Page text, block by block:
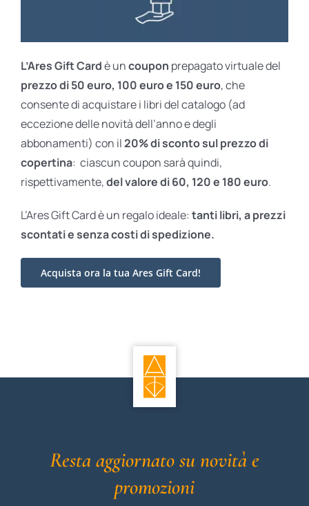
L’Ares Gift Cardè uncoupon prepagato virtuale del
prezzo di 50 euro, 100 euro e 150 euro, che
consente di acquistare i libri del catalogo (ad
eccezione delle novità dell’anno e degli
abbonamenti) con il20% di sconto sul prezzo di
copertina: ciascun coupon sarà quindi,
rispettivamente,del valore di 60, 120 e 180 euro.
L’Ares Gift Card è un regalo ideale: tanti libri, a prezzi
scontati esenza costi di spedizione.
Acquista ora la tua Ares Gift Card!
Resta aggiornato su novità e
promozioni